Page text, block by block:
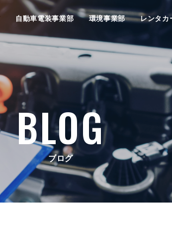
自動車電装事業部 環境事業部 レンタカ
BLOG
ブログ